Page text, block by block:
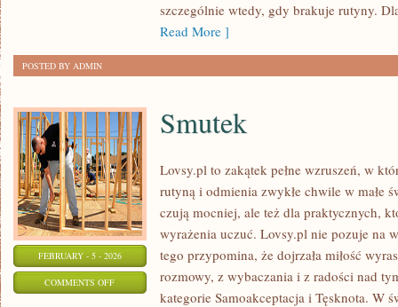
PRAKTYCEszczególnie wtedy, gdy brakuje rutyny.
Read More ]
POSTED BY ADMIN
FEBRUARY - 5 - 2026
COMMENTS OFFON
Smutek
Lovsy.pl to zakątek pełne wzruszeń, w
rutyną i odmienia zwykłe chwile w małe
czują mocniej, ale też dla praktycznych,
wyrażenia uczuć. Lovsy.pl nie pozuje na
tego przypomina, że dojrzała miłość
rozmowy, z wybaczania i z radości nad
kategorie Samoakceptacja i Tęsknota. W